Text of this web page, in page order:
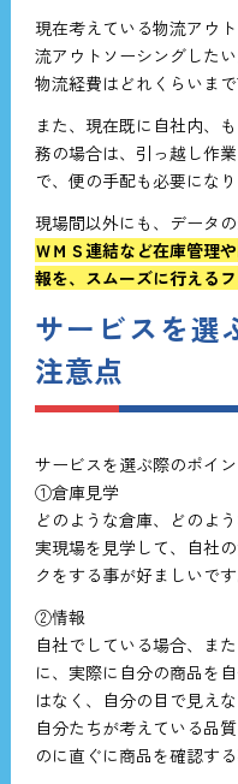
現在考えている物流アウ
流アウトソーシングしたい
物流経費はどれくらいまで
また、現在既に自社内、
務の場合は、引っ越し作
で、便の手配も必要になり
現場間以外にも、データ
ＷＭＳ連結など在庫管理
報を、スムーズに行える
サービスを選
注意点
サービスを選ぶ際のポイ
①倉庫見学
どのような倉庫、どのよ
実現場を見学して、自社
クをする事が好ましいです
②情報
自社でしている場合、ま
に、実際に自分の商品を
はなく、自分の目で見え
自分たちが考えている品
のに直ぐに商品を確認す